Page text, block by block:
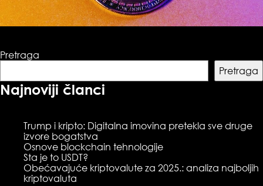
Pretraga
Pretraga
Najnoviji članci
Trump i kripto: Digitalna imovina pretekla sve druge
izvore bogatstva
Osnove blockchain tehnologije
Sta je to USDT?
Obećavajuće kriptovalute za 2025.: analiza najboljih
kriptovaluta